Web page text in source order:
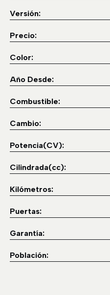
Versión:
Precio:
Color:
Año Desde:
Combustible:
Cambio:
Potencia(CV):
Cilindrada(cc):
Kilómetros:
Puertas:
Garantía:
Población: